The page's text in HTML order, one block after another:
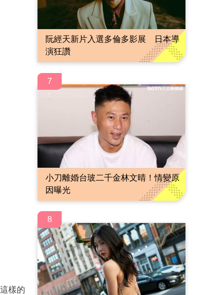
樣的
阮經天新片入選多倫多影展 日本導
演狂讚
7
小刀離婚台玻二千金林文晴！情變原
因曝光
8